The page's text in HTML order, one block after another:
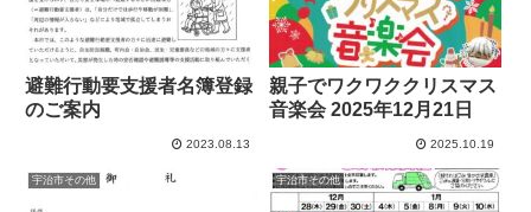
避難行動要支援者名簿登録
のご案内
2023.08.13
親子でワクワククリスマス
音楽会 2025年12月21日
2025.10.19
宇治市その他 宇治市その他